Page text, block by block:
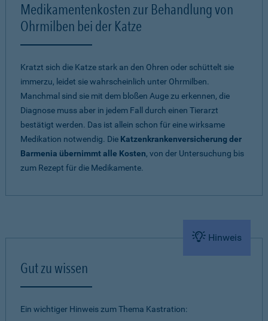
Medikamentenkosten zur Behandlung von
Ohrmilben bei der Katze
Kratzt sich die Katze stark an den Ohren oder schüttelt sie
immerzu, leidet sie wahrscheinlich unter Ohrmilben.
Manchmal sind sie mit dem bloßen Auge zu erkennen, die
Diagnose muss aber in jedem Fall durch einen Tierarzt
bestätigt werden. Das ist allein schon für eine wirksame
Medikation notwendig. Die Katzenkrankenversicherung der
Barmenia übernimmt alle Kosten, von der Untersuchung bis
zum Rezept für die Medikamente.
Hinweis
Gut zu wissen
Ein wichtiger Hinweis zum Thema Kastration: